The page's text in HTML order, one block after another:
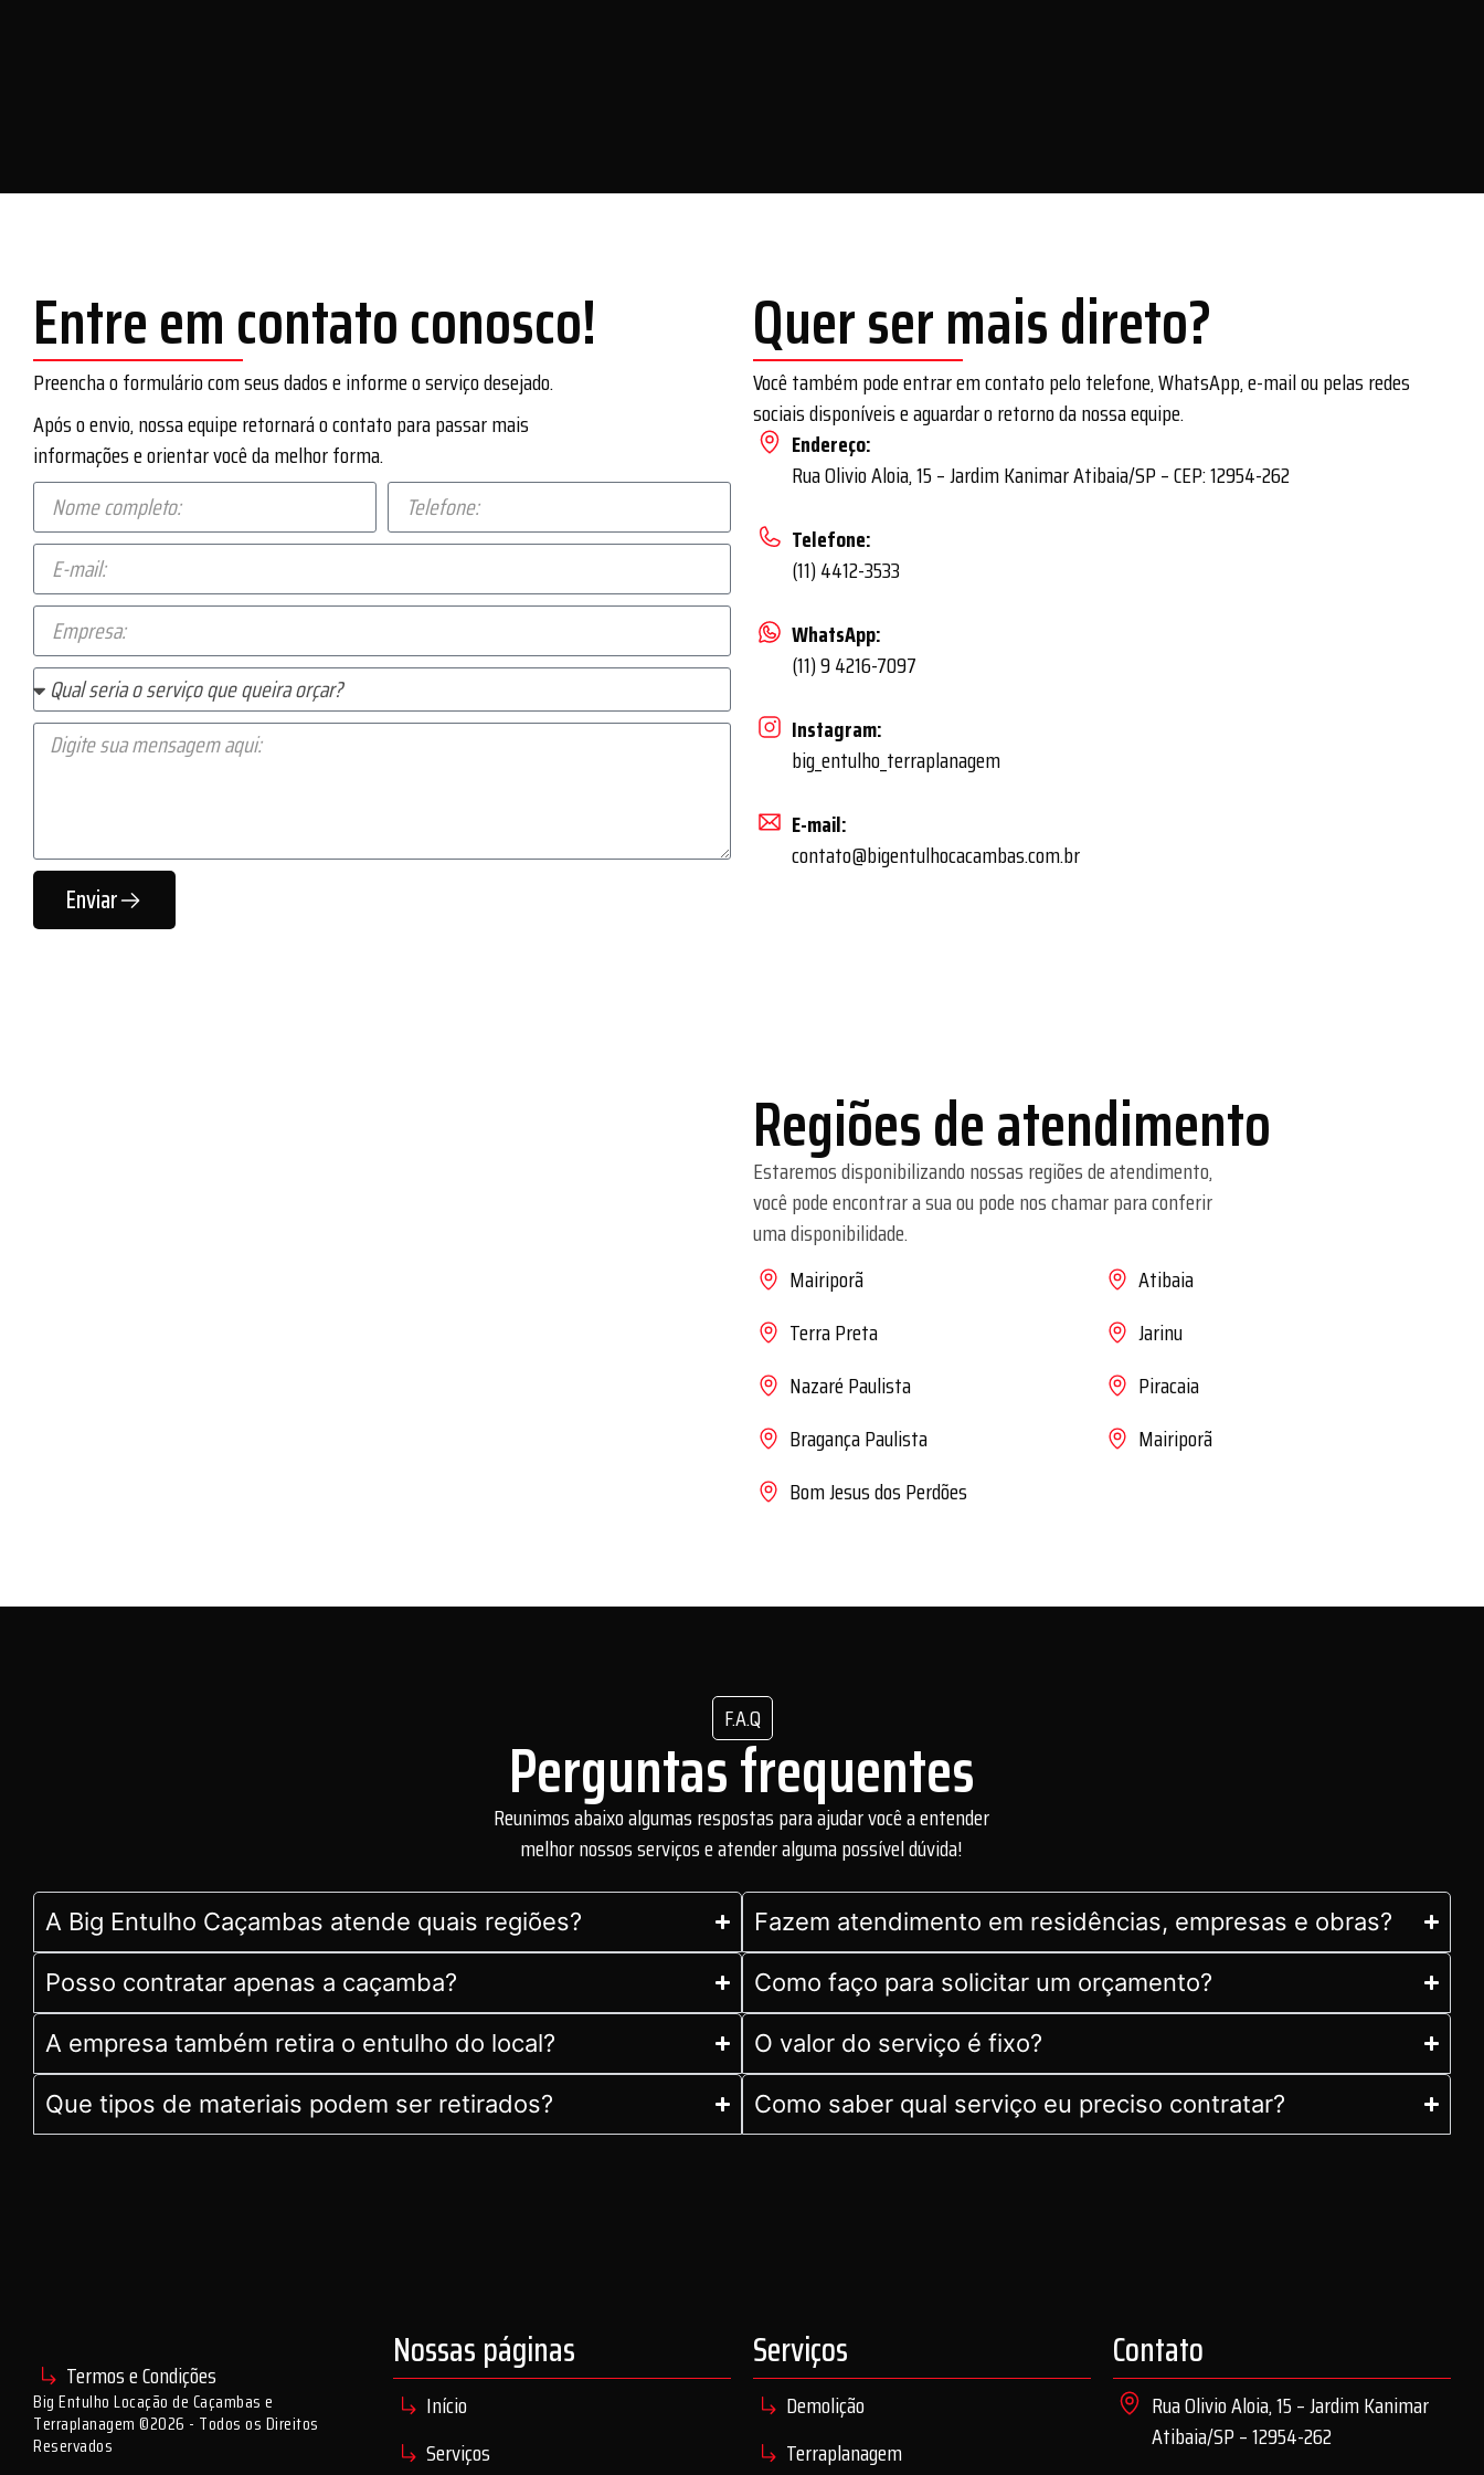
Entre em contato conosco!
Preencha o formulário com seus dados e informe o serviço desejado.
Após o envio, nossa equipe retornará o contato para passar mais
informações e orientar você da melhor forma.
Enviar
Quer ser mais direto?
Você também pode entrar em contato pelo telefone, WhatsApp, e-mail ou pelas redes
sociais disponíveis e aguardar o retorno da nossa equipe.
Endereço:
Rua Olivio Aloia, 15 – Jardim Kanimar Atibaia/SP – CEP: 12954-262
Telefone:
(11) 4412-3533
WhatsApp:
(11) 9 4216-7097
Instagram:
big_entulho_terraplanagem
E-mail:
contato@bigentulhocacambas.com.br
Regiões de atendimento
Estaremos disponibilizando nossas regiões de atendimento,
você pode encontrar a sua ou pode nos chamar para conferir
uma disponibilidade.
Mairiporã
Terra Preta
Nazaré Paulista
Bragança Paulista
Bom Jesus dos Perdões
Atibaia
Jarinu
Piracaia
Mairiporã
F.A.Q
Perguntas frequentes
Reunimos abaixo algumas respostas para ajudar você a entender
melhor nossos serviços e atender alguma possível dúvida!
A Big Entulho Caçambas atende quais regiões?
Posso contratar apenas a caçamba?
A empresa também retira o entulho do local?
Que tipos de materiais podem ser retirados?
Fazem atendimento em residências, empresas e obras?
Como faço para solicitar um orçamento?
O valor do serviço é fixo?
Como saber qual serviço eu preciso contratar?
Termos e Condições
Big Entulho Locação de Caçambas e
Terraplanagem ©2026 - Todos os Direitos
Reservados
Nossas páginas
Início
Serviços
Serviços
Demolição
Terraplanagem
Contato
Rua Olivio Aloia, 15 – Jardim Kanimar
Atibaia/SP – 12954-262